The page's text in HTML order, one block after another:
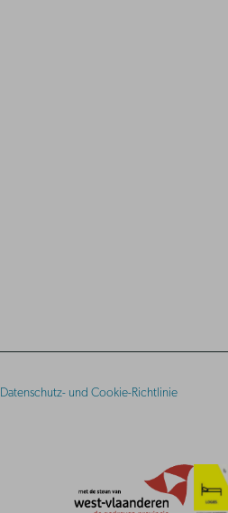
Datenschutz- und Cookie-Richtlinie